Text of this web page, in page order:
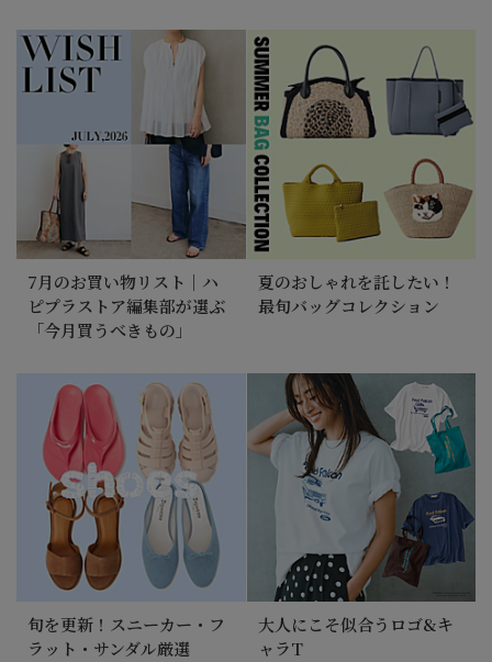
7月のお買い物リスト｜ハ
ピプラストア編集部が選ぶ
「今月買うべきもの」
夏のおしゃれを託したい！
最旬バッグコレクション
旬を更新！スニーカー・フ
ラット・サンダル厳選
大人にこそ似合うロゴ&キ
ャラT